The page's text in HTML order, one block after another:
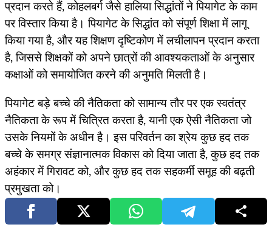
प्रदान करते हैं, कोहलबर्ग जैसे हालिया सिद्धांतों ने पियागेट के काम
पर विस्तार किया है। पियागेट के सिद्धांत को संपूर्ण शिक्षा में लागू
किया गया है, और यह शिक्षण दृष्टिकोण में लचीलापन प्रदान करता
है, जिससे शिक्षकों को अपने छात्रों की आवश्यकताओं के अनुसार
कक्षाओं को समायोजित करने की अनुमति मिलती है।
पियागेट बड़े बच्चे की नैतिकता को सामान्य तौर पर एक स्वतंत्र
नैतिकता के रूप में चित्रित करता है, यानी एक ऐसी नैतिकता जो
उसके नियमों के अधीन है। इस परिवर्तन का श्रेय कुछ हद तक
बच्चे के समग्र संज्ञानात्मक विकास को दिया जाता है, कुछ हद तक
अहंकार में गिरावट को, और कुछ हद तक सहकर्मी समूह की बढ़ती
प्रमुखता को।